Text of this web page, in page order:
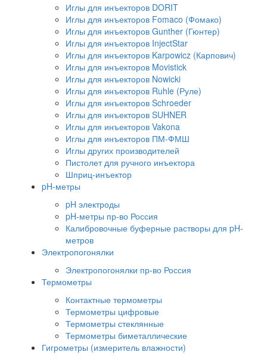
Иглы для инъекторов DORIT
Иглы для инъекторов Fomaco (Фомако)
Иглы для инъекторов Gunther (Гюнтер)
Иглы для инъекторов InjectStar
Иглы для инъекторов Karpowicz (Карпович)
Иглы для инъекторов Movistick
Иглы для инъекторов Nowicki
Иглы для инъекторов Ruhle (Руле)
Иглы для инъекторов Schroeder
Иглы для инъекторов SUHNER
Иглы для инъекторов Vakona
Иглы для инъекторов ПМ-ФМШ
Иглы других производителей
Пистолет для ручного инъектора
Шприц-инъектор
pH-метры
pH электроды
pH-метры пр-во Россия
Калибровочные буферные растворы для pH-
метров
Электропогонялки
Электропогонялки пр-во Россия
Термометры
Контактные термометры
Термометры цифровые
Термометры стеклянные
Термометры биметаллические
Гигрометры (измеритель влажности)